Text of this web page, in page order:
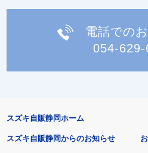
電話での
054-629-
スズキ自販静岡ホーム
スズキ自販静岡からのお知らせ